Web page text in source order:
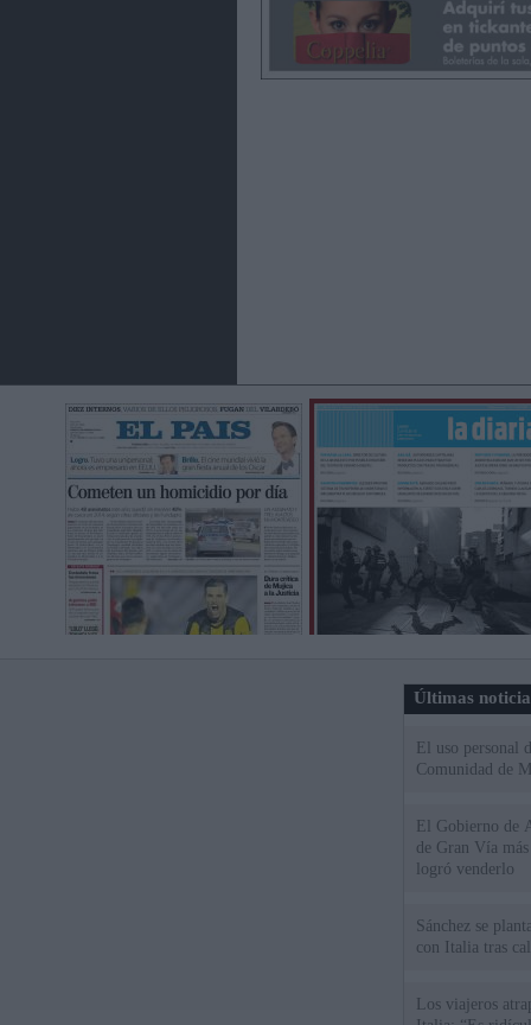
Últimas
El uso personal
Comunidad de
El Gobierno de
de Gran Vía
logró venderlo
Sánchez se
con Italia tras
Los viajeros